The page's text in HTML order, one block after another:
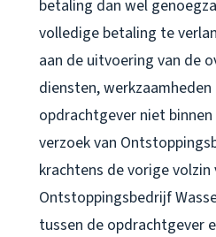
betaling dan wel
volledige betaling te
aan de uitvoering van de
diensten,
opdrachtgever niet
verzoek van
krachtens de vorige
Ontstoppingsbedrijf
tussen de opdrachtgever